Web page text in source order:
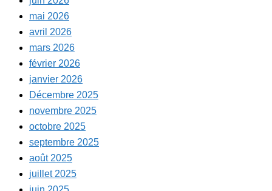
mai 2026
avril 2026
mars 2026
février 2026
janvier 2026
Décembre 2025
novembre 2025
octobre 2025
septembre 2025
août 2025
juillet 2025